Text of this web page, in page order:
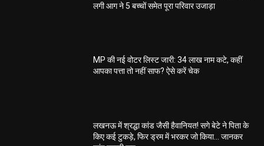
लगी आग ने 5 बच्चों समेत पूरा परिवार उजाड़ा
MP की नई वोटर लिस्ट जारी: 34 लाख नाम कटे, कहीं
आपका पत्ता तो नहीं साफ? ऐसे करें चेक
लखनऊ में श्रद्धा कांड जैसी हैवानियत! सगे बेटे ने पिता के
किए कई टुकड़े, फिर ड्रम में भरकर जो किया… जानकर